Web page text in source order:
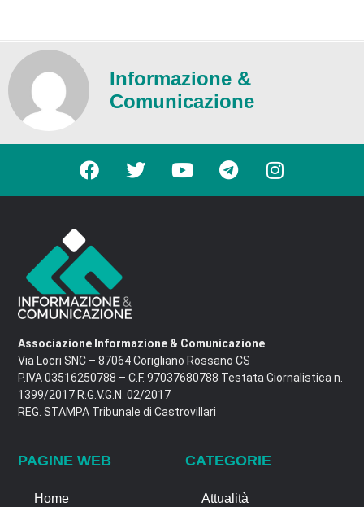
Informazione &
Comunicazione
Associazione Informazione & Comunicazione
Via Locri SNC – 87064 Corigliano Rossano CS
P.IVA 03516250788 – C.F. 97037680788 Testata Giornalistica n.
1399/2017 R.G.V.G.N. 02/2017
REG. STAMPA Tribunale di Castrovillari
PAGINE WEB
Home
CATEGORIE
Attualità